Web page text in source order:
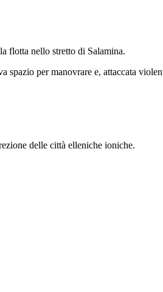
flotta nello stretto di Salamina.
per manovrare e, attaccata
delle città elleniche ioniche.